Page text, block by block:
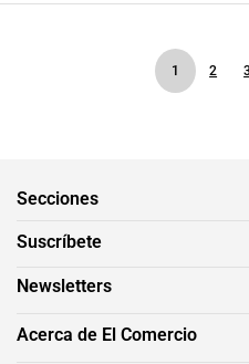
1 2 3
Secciones
Suscríbete
Newsletters
Acerca de El Comercio